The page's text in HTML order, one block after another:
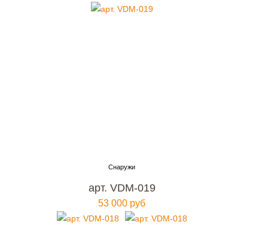
арт. VDM-019
53 000 руб